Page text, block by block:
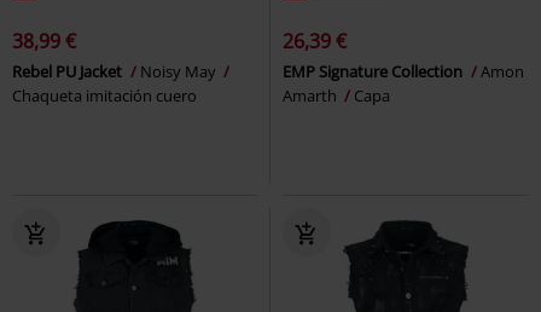
38,99 €
Rebel PU Jacket
Noisy May
Chaqueta imitación cuero
26,39 €
EMP Signature Collection
Amon
Amarth
Capa